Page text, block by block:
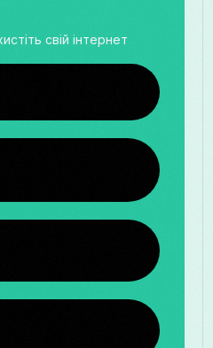
свій інтернет